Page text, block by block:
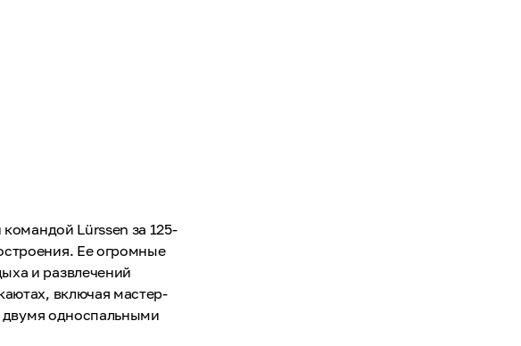
Lürssen за 125-
Ее огромные
и развлечений
включая мастер-
двумя односпальными